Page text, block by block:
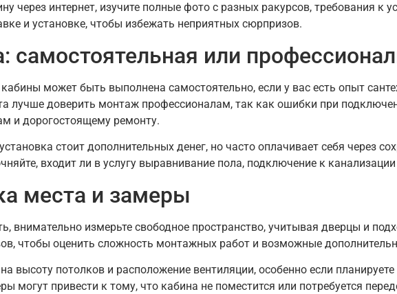
через интернет, изучите полные фото с разных ракурсов, требования
и установке, чтобы избежать неприятных сюрпризов.
самостоятельная или
может быть выполнена самостоятельно, если у вас есть опыт
лучше доверить монтаж профессионалам, так как ошибки при
и дорогостоящему ремонту.
стоит дополнительных денег, но часто оплачивает себя через
входит ли в услугу выравнивание пола, подключение к
места и замеры
внимательно измерьте свободное пространство, учитывая дверцы и
чтобы оценить сложность монтажных работ и возможные
высоту потолков и расположение вентиляции, особенно если
могут привести к тому, что кабина не поместится или потребуется